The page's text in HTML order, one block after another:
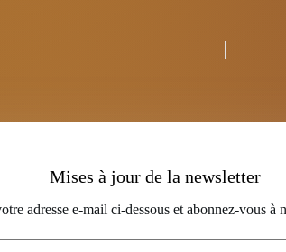
Mises à jour de la newsletter
adresse e-mail ci-dessous et abonnez-vous à